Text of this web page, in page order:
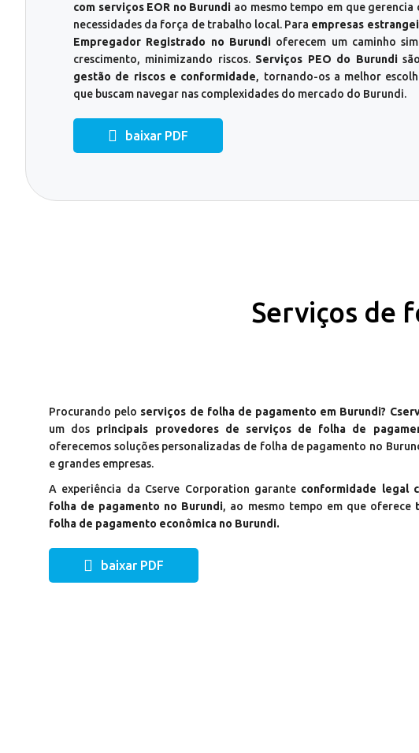
com serviços EOR no Burundi ao mesmo tempo em que gerencia
necessidades da força de trabalho local. Para empresas
Empregador Registrado no Burundi oferecem um caminho
crescimento, minimizando riscos. Serviços PEO do Burundi
gestão de riscos e conformidade, tornando-os a melhor
que buscam navegar nas complexidades do mercado do Burundi.
baixar PDF
Serviços de
Procurando pelo serviços de folha de pagamento em Burundi?
um dos principais provedores de serviços de folha de
oferecemos soluções personalizadas de folha de pagamento no
e grandes empresas.
A experiência da Cserve Corporation garante conformidade legal
folha de pagamento no Burundi, ao mesmo tempo em que oferece
folha de pagamento econômica no Burundi.
baixar PDF